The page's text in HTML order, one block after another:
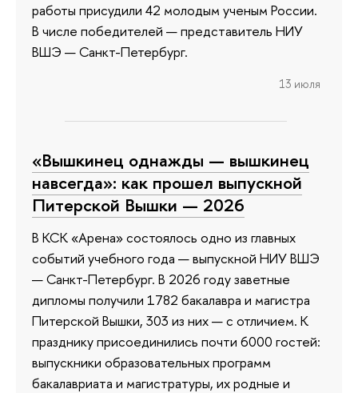
работы присудили 42 молодым ученым России.
В числе победителей — представитель НИУ
ВШЭ — Санкт-Петербург.
13 июля
«Вышкинец однажды — вышкинец
навсегда»: как прошел выпускной
Питерской Вышки — 2026
В КСК «Арена» состоялось одно из главных
событий учебного года — выпускной НИУ ВШЭ
— Санкт-Петербург. В 2026 году заветные
дипломы получили 1782 бакалавра и магистра
Питерской Вышки, 303 из них — с отличием. К
празднику присоединились почти 6000 гостей:
выпускники образовательных программ
бакалавриата и магистратуры, их родные и